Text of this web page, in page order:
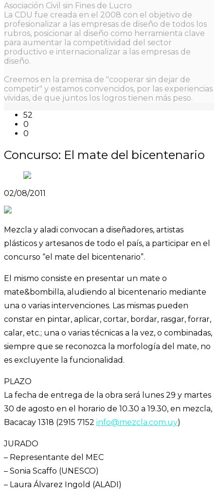
Asociación Civil sin Fines de Lucro
La CDU fue creada en el 2008 con el objetivo de
profesionalizar a las empresas de diseño de todos los
rubros, posicionar al diseño como herramienta clave
para aumentar la competitividad del sector
productivo e internacionalizar a las empresas de
diseño.
Creemos en la premisa de "cooperar sin dejar de
competir" y estamos convencidos, por las experiencias
vividas, de que juntos los logros tienen más peso.
52
0
0
Concurso: El mate del bicentenario
02/08/2011
Mezcla y aladi convocan a diseñadores, artistas
plásticos y artesanos de todo el país, a participar en el
concurso “el mate del bicentenario”.
El mismo consiste en presentar un mate o
mate&bombilla, aludiendo al bicentenario mediante
una o varias intervenciones. Las mismas pueden
constar en pintar, aplicar, cortar, bordar, rasgar, forrar,
calar, etc.; una o varias técnicas a la vez, o combinadas,
siempre que se reconozca la morfología del mate, no
es excluyente la funcionalidad.
PLAZO
La fecha de entrega de la obra será lunes 29 y martes
30 de agosto en el horario de 10.30 a 19.30, en mezcla,
Bacacay 1318 (2915 7152 info@mezcla.com.uy)
JURADO
– Representante del MEC
– Sonia Scaffo (UNESCO)
– Laura Álvarez Ingold (ALADI)